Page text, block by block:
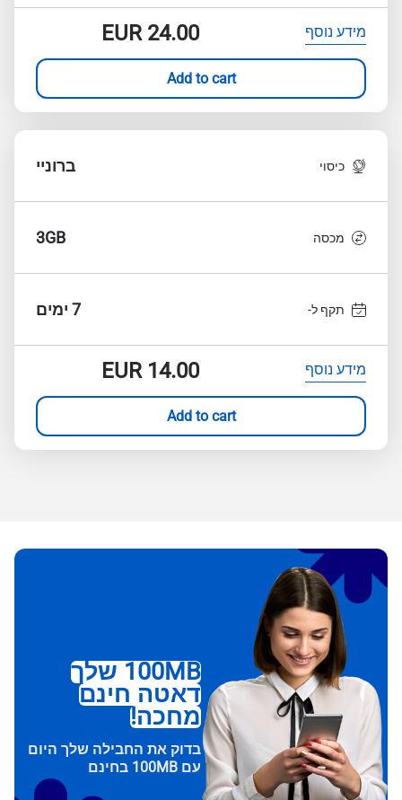
מידע נוסף EUR24.00
Add to cart
כיסוי ברוניי
מכסה 3GB
תקף ל- 7 ימים
מידע נוסף EUR14.00
Add to cart
100MB שלך
דאטה חינם
מחכה!
בדוק את החבילה שלך היום
עם 100MB בחינם